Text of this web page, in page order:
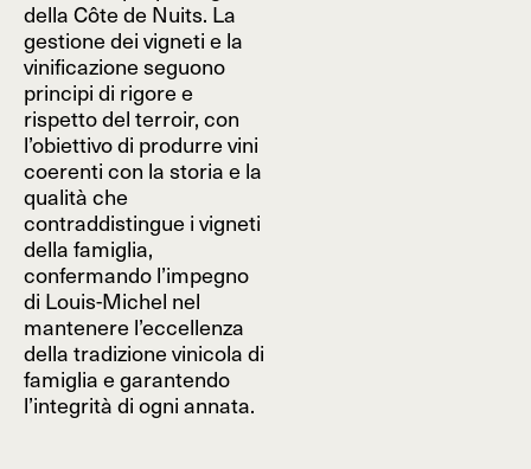
della Côte de Nuits. La
gestione dei vigneti e la
vinificazione seguono
principi di rigore e
rispetto del terroir, con
l’obiettivo di produrre vini
coerenti con la storia e la
qualità che
contraddistingue i vigneti
della famiglia,
confermando l’impegno
di Louis-Michel nel
mantenere l’eccellenza
della tradizione vinicola di
famiglia e garantendo
l’integrità di ogni annata.